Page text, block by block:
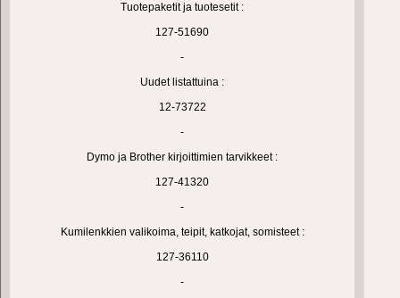
Tuotepaketit ja tuotesetit :
127-51690
-
Uudet listattuina :
12-73722
-
Dymo ja Brother kirjoittimien tarvikkeet :
127-41320
-
Kumilenkkien valikoima, teipit, katkojat, somisteet :
127-36110
-